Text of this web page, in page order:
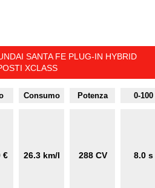
SANTA FE PLUG-IN HYBRID
XCLASS
Consumo Potenza 0-100
€ 26.3 km/l 288 CV 8.0 s